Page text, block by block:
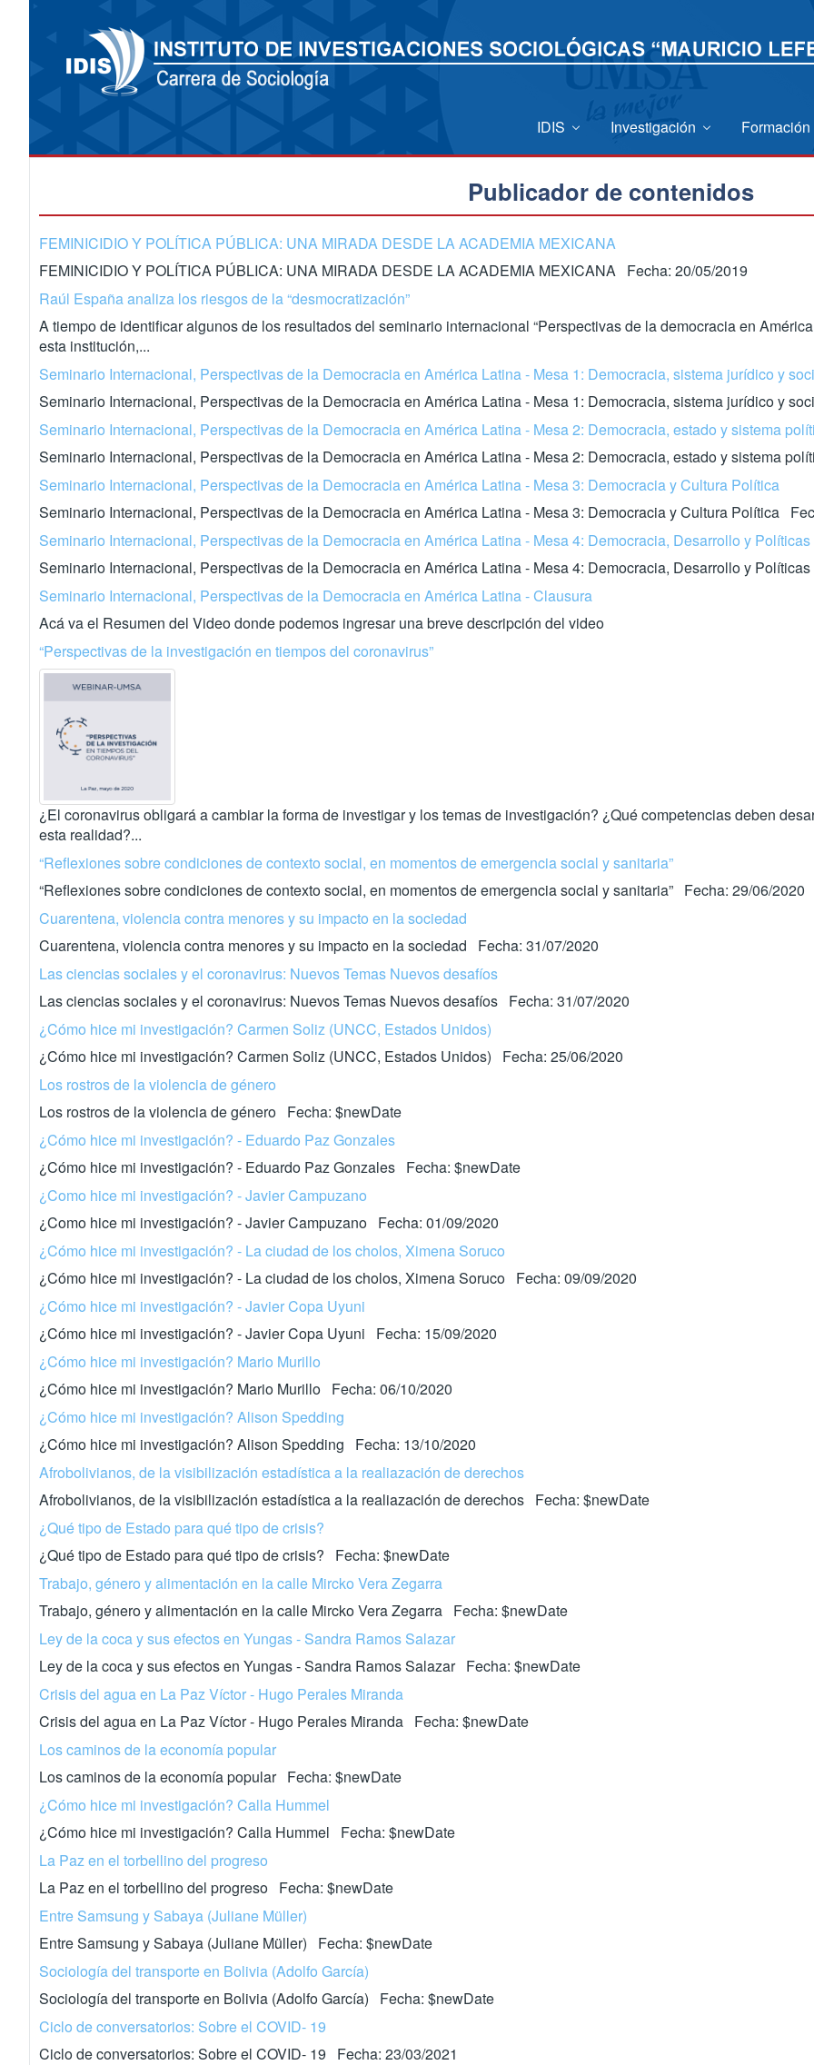
IDIS Investigación Formación
Publicador de contenidos
FEMINICIDIO Y POLÍTICA PÚBLICA: UNA MIRADA DESDE LA ACADEMIA MEXICANA
FEMINICIDIO Y POLÍTICA PÚBLICA: UNA MIRADA DESDE LA ACADEMIA MEXICANA Fecha: 20/05/2019
Raúl España analiza los riesgos de la “desmocratización”
A tiempo de identificar algunos de los resultados del seminario internacional “Perspectivas de la democracia en
esta institución,...
Seminario Internacional, Perspectivas de la Democracia en América Latina - Mesa 1: Democracia, sistema jurídico y
Seminario Internacional, Perspectivas de la Democracia en América Latina - Mesa 1: Democracia, sistema jurídico y
Seminario Internacional, Perspectivas de la Democracia en América Latina - Mesa 2: Democracia, estado y sistema
Seminario Internacional, Perspectivas de la Democracia en América Latina - Mesa 2: Democracia, estado y sistema
Seminario Internacional, Perspectivas de la Democracia en América Latina - Mesa 3: Democracia y Cultura Política
Seminario Internacional, Perspectivas de la Democracia en América Latina - Mesa 3: Democracia y Cultura Política
Seminario Internacional, Perspectivas de la Democracia en América Latina - Mesa 4: Democracia, Desarrollo y
Seminario Internacional, Perspectivas de la Democracia en América Latina - Mesa 4: Democracia, Desarrollo y
Seminario Internacional, Perspectivas de la Democracia en América Latina - Clausura
Acá va el Resumen del Video donde podemos ingresar una breve descripción del video
“Perspectivas de la investigación en tiempos del coronavirus”
¿El coronavirus obligará a cambiar la forma de investigar y los temas de investigación? ¿Qué competencias deben
esta realidad?...
“Reflexiones sobre condiciones de contexto social, en momentos de emergencia social y sanitaria”
“Reflexiones sobre condiciones de contexto social, en momentos de emergencia social y sanitaria” Fecha: 29/06/2020
Cuarentena, violencia contra menores y su impacto en la sociedad
Cuarentena, violencia contra menores y su impacto en la sociedad Fecha: 31/07/2020
Las ciencias sociales y el coronavirus: Nuevos Temas Nuevos desafíos
Las ciencias sociales y el coronavirus: Nuevos Temas Nuevos desafíos Fecha: 31/07/2020
¿Cómo hice mi investigación? Carmen Soliz (UNCC, Estados Unidos)
¿Cómo hice mi investigación? Carmen Soliz (UNCC, Estados Unidos) Fecha: 25/06/2020
Los rostros de la violencia de género
Los rostros de la violencia de género Fecha: $newDate
¿Cómo hice mi investigación? - Eduardo Paz Gonzales
¿Cómo hice mi investigación? - Eduardo Paz Gonzales Fecha: $newDate
¿Como hice mi investigación? - Javier Campuzano
¿Como hice mi investigación? - Javier Campuzano Fecha: 01/09/2020
¿Cómo hice mi investigación? - La ciudad de los cholos, Ximena Soruco
¿Cómo hice mi investigación? - La ciudad de los cholos, Ximena Soruco Fecha: 09/09/2020
¿Cómo hice mi investigación? - Javier Copa Uyuni
¿Cómo hice mi investigación? - Javier Copa Uyuni Fecha: 15/09/2020
¿Cómo hice mi investigación? Mario Murillo
¿Cómo hice mi investigación? Mario Murillo Fecha: 06/10/2020
¿Cómo hice mi investigación? Alison Spedding
¿Cómo hice mi investigación? Alison Spedding Fecha: 13/10/2020
Afrobolivianos, de la visibilización estadística a la realiazación de derechos
Afrobolivianos, de la visibilización estadística a la realiazación de derechos Fecha: $newDate
¿Qué tipo de Estado para qué tipo de crisis?
¿Qué tipo de Estado para qué tipo de crisis? Fecha: $newDate
Trabajo, género y alimentación en la calle Mircko Vera Zegarra
Trabajo, género y alimentación en la calle Mircko Vera Zegarra Fecha: $newDate
Ley de la coca y sus efectos en Yungas - Sandra Ramos Salazar
Ley de la coca y sus efectos en Yungas - Sandra Ramos Salazar Fecha: $newDate
Crisis del agua en La Paz Víctor - Hugo Perales Miranda
Crisis del agua en La Paz Víctor - Hugo Perales Miranda Fecha: $newDate
Los caminos de la economía popular
Los caminos de la economía popular Fecha: $newDate
¿Cómo hice mi investigación? Calla Hummel
¿Cómo hice mi investigación? Calla Hummel Fecha: $newDate
La Paz en el torbellino del progreso
La Paz en el torbellino del progreso Fecha: $newDate
Entre Samsung y Sabaya (Juliane Müller)
Entre Samsung y Sabaya (Juliane Müller) Fecha: $newDate
Sociología del transporte en Bolivia (Adolfo García)
Sociología del transporte en Bolivia (Adolfo García) Fecha: $newDate
Ciclo de conversatorios: Sobre el COVID- 19
Ciclo de conversatorios: Sobre el COVID- 19 Fecha: 23/03/2021